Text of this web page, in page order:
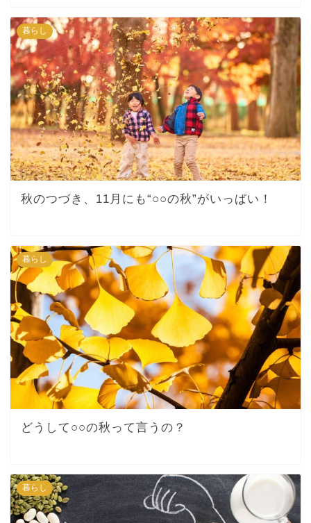
暮らし
秋のつづき、11月にも“○○の秋”がいっぱい！
暮らし
どうして○○の秋って言うの？
暮らし